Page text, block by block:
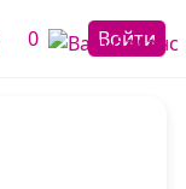
0 Войти